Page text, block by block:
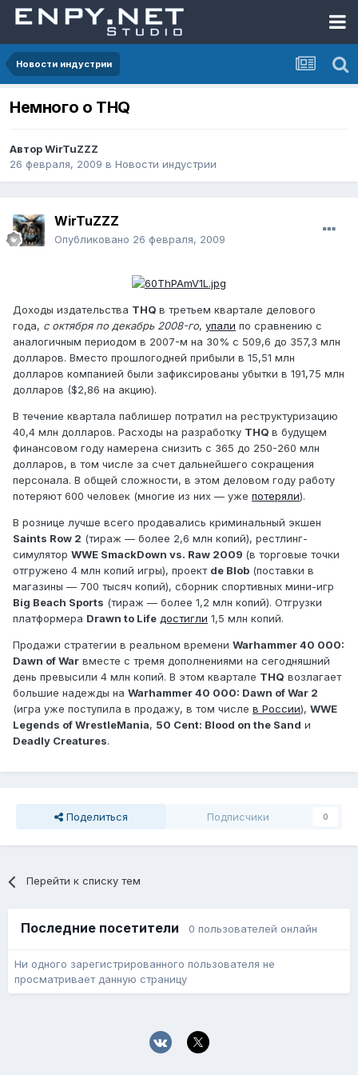
Новости индустрии
Немного о THQ
АвторWirTuZZZ
26 февраля, 2009 в Новости индустрии
WirTuZZZ
Опубликовано 26 февраля, 2009
Доходы издательства THQ в третьем квартале делового
года, с октября по декабрь 2008-го, упали по сравнению с
аналогичным периодом в 2007-м на 30% с 509,6 до 357,3 млн
долларов. Вместо прошлогодней прибыли в 15,51 млн
долларов компанией были зафиксированы убытки в 191,75 млн
долларов ($2,86 на акцию).
В течение квартала паблишер потратил на реструктуризацию
40,4 млн долларов. Расходы на разработку THQ в будущем
финансовом году намерена снизить с 365 до 250-260 млн
долларов, в том числе за счет дальнейшего сокращения
персонала. В общей сложности, в этом деловом году работу
потеряют 600 человек (многие из них — уже потеряли).
В рознице лучше всего продавались криминальный экшен
Saints Row 2 (тираж — более 2,6 млн копий), рестлинг-
симулятор WWE SmackDown vs. Raw 2009 (в торговые точки
отгружено 4 млн копий игры), проект de Blob (поставки в
магазины — 700 тысяч копий), сборник спортивных мини-игр
Big Beach Sports (тираж — более 1,2 млн копий). Отгрузки
платформера Drawn to Life достигли 1,5 млн копий.
Продажи стратегии в реальном времени Warhammer 40 000:
Dawn of War вместе с тремя дополнениями на сегодняшний
день превысили 4 млн копий. В этом квартале THQ возлагает
большие надежды на Warhammer 40 000: Dawn of War 2
(игра уже поступила в продажу, в том числе в России), WWE
Legends of WrestleMania, 50 Cent: Blood on the Sand и
Deadly Creatures.
Поделиться Подписчики 0
Перейти к списку тем
Последние посетители 0 пользователей онлайн
Ни одного зарегистрированного пользователя не
просматривает данную страницу